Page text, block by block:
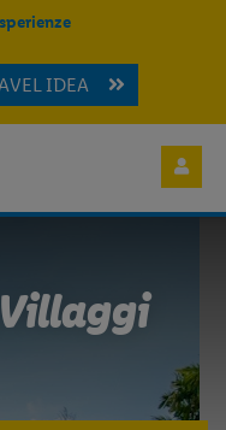
IDEA
Villaggi